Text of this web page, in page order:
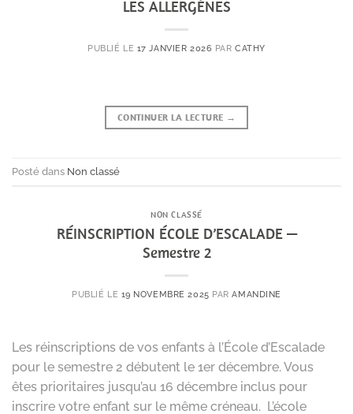
LES ALLERGÈNES
PUBLIÉ LE 17 JANVIER 2026 PAR CATHY
CONTINUER LA LECTURE →
Posté dans Non classé
NON CLASSÉ
RÉINSCRIPTION ÉCOLE D’ESCALADE —
Semestre 2
PUBLIÉ LE 19 NOVEMBRE 2025 PARAMANDINE
Les réinscriptions de vos enfants à l’École d’Escalade
pour le semestre 2 débutent le 1er décembre. Vous
êtes prioritaires jusqu’au 16 décembre inclus pour
inscrire votre enfant sur le même créneau. L’école